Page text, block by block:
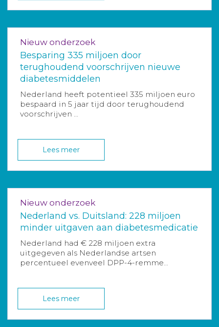
Nieuw onderzoek
Besparing 335 miljoen door
terughoudend voorschrijven nieuwe
diabetesmiddelen
Nederland heeft potentieel 335 miljoen euro
bespaard in 5 jaar tijd door terughoudend
voorschrijven ...
Lees meer
Nieuw onderzoek
Nederland vs. Duitsland: 228 miljoen
minder uitgaven aan diabetesmedicatie
Nederland had € 228 miljoen extra
uitgegeven als Nederlandse artsen
percentueel evenveel DPP-4-remme...
Lees meer